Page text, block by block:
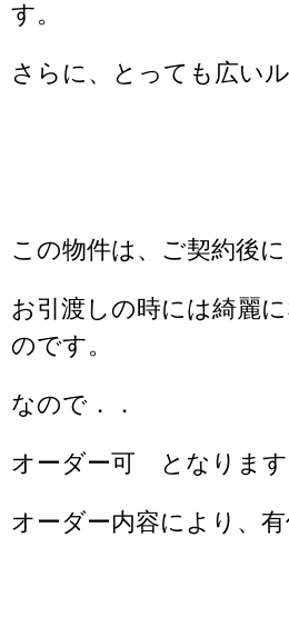
す。
さらに、とっても広い
この物件は、ご契約後
お引渡しの時には綺麗
のです。
なので．．
オーダー可 となります
オーダー内容により、